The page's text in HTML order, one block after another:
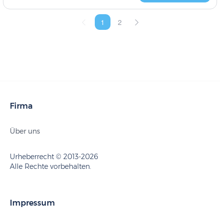
1 2
Firma
Über uns
Urheberrecht © 2013-2026
Alle Rechte vorbehalten.
Impressum